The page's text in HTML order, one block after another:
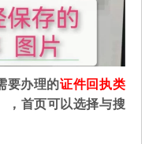
要办理的证件回执类
，首页可以选择与搜